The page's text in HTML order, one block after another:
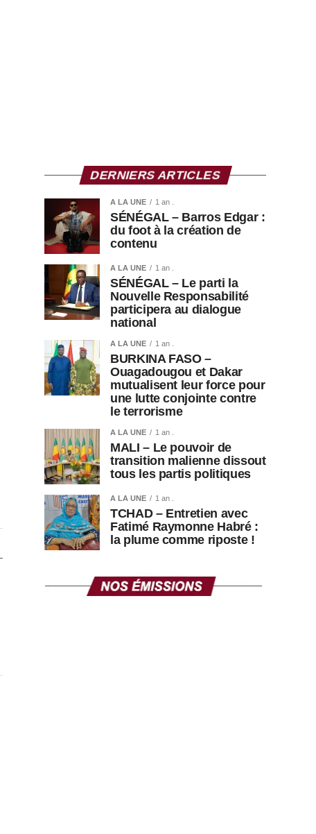
DERNIERS ARTICLES
A LA UNE 1 an .
SÉNÉGAL – Barros Edgar :
du foot à la création de
contenu
A LA UNE 1 an .
SÉNÉGAL – Le parti la
Nouvelle Responsabilité
participera au dialogue
national
A LA UNE 1 an .
BURKINA FASO –
Ouagadougou et Dakar
mutualisent leur force pour
une lutte conjointe contre
le terrorisme
A LA UNE 1 an .
MALI – Le pouvoir de
transition malienne dissout
tous les partis politiques
A LA UNE 1 an .
TCHAD – Entretien avec
Fatimé Raymonne Habré :
la plume comme riposte !